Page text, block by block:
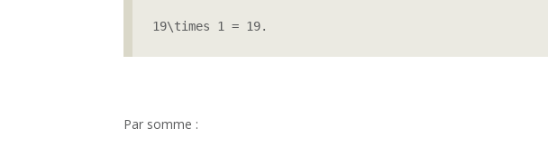
19\times 1 = 19.
Par somme :